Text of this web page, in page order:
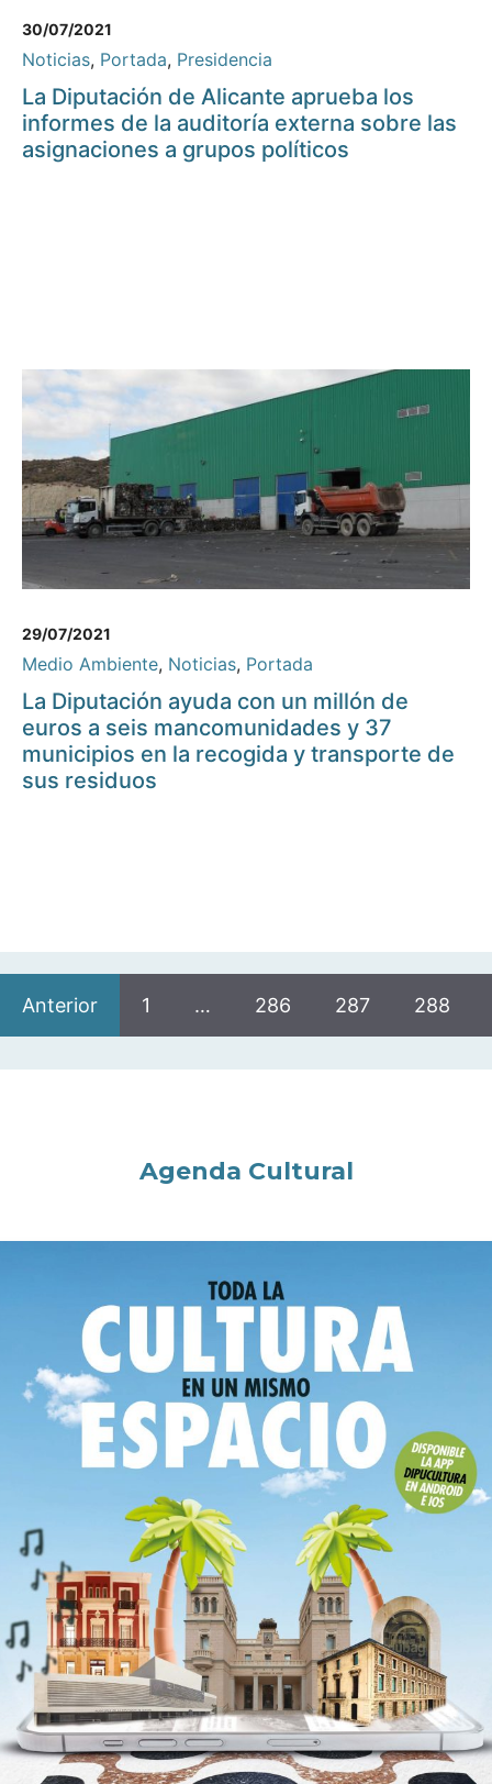
30/07/2021
Noticias, Portada, Presidencia
La Diputación de Alicante aprueba los
informes de la auditoría externa sobre las
asignaciones a grupos políticos
29/07/2021
Medio Ambiente, Noticias, Portada
La Diputación ayuda con un millón de
euros a seis mancomunidades y 37
municipios en la recogida y transporte de
sus residuos
Anterior 1 … 286 287 288
Agenda Cultural